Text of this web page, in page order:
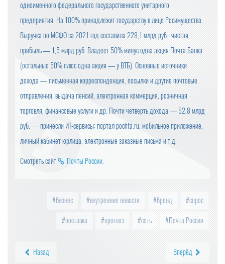
одноименного федерального государственного унитарного
предприятия. На 100% принадлежит государству в лице Росимущества.
Выручка по МСФО за 2021 год составила 228,1 млрд руб., чистая
прибыль — 1,5 млрд руб. Владеет 50% минус одна акция Почта Банка
(остальные 50% плюс одна акция — у ВТБ). Основные источники
дохода — письменная корреспонденция, посылки и другие почтовые
отправления, выдача пенсий, электронная коммерция, розничная
торговля, финансовые услуги и др. Почти четверть дохода — 52,8 млрд
руб. — принесли ИТ-сервисы: портал pochta.ru, мобильное приложение,
личный кабинет юрлица, электронные заказные письма и т.д.
Смотреть сайт Почты России.
бизнес внутренние новости бренд спрос
поставка прогноз сеть Почта России
Назад Вперёд